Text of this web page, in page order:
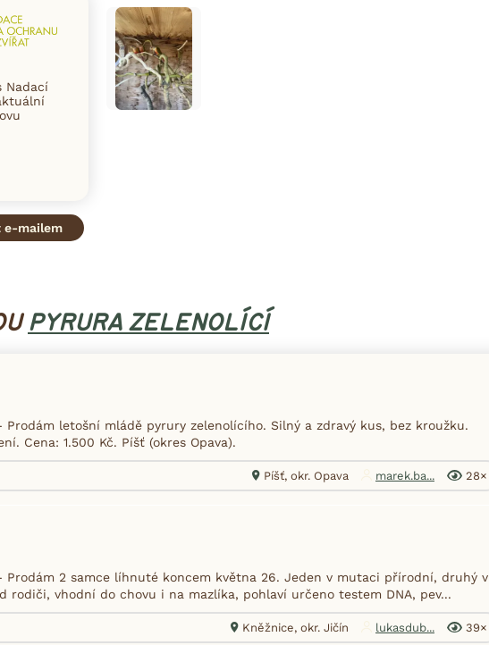
Nadací
e-mailem
PYRURA ZELENOLÍCÍ
letošní mládě pyrury zelenolícího. Silný a zdravý kus, bez kroužku.
Cena: 1.500 Kč. Píšť (okres Opava).
Píšť, okr. Opava marek.ba... 28×
Prodám 2 samce líhnuté koncem května 26. Jeden v mutaci přírodní, druhý v
rodiči, vhodní do chovu i na mazlíka, pohlaví určeno testem DNA, pev...
Kněžnice, okr. Jičín lukasdub... 39×